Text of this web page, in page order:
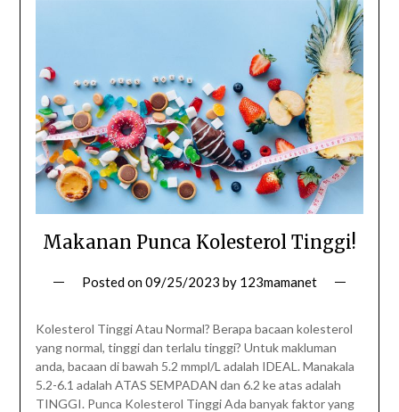
Makanan Punca Kolesterol Tinggi!
Posted on09/25/2023 by 123mamanet
Kolesterol Tinggi Atau Normal? Berapa bacaan kolesterol
yang normal, tinggi dan terlalu tinggi? Untuk makluman
anda, bacaan di bawah 5.2 mmpl/L adalah IDEAL. Manakala
5.2-6.1 adalah ATAS SEMPADAN dan 6.2 ke atas adalah
TINGGI. Punca Kolesterol Tinggi Ada banyak faktor yang